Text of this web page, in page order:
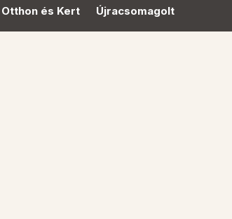
Otthon és Kert Újracsomagolt